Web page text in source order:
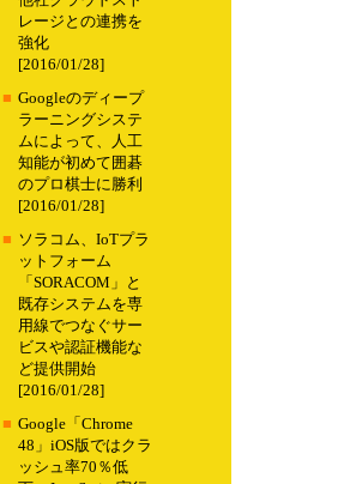
レージとの連携を
強化
[2016/01/28]
■ Googleのディープ
ラーニングシステ
ムによって、人工
知能が初めて囲碁
のプロ棋士に勝利
[2016/01/28]
■ ソラコム、IoTプラ
ットフォーム
「SORACOM」と
既存システムを専
用線でつなぐサー
ビスや認証機能な
ど提供開始
[2016/01/28]
■ Google「Chrome
48」iOS版ではクラ
ッシュ率70％低